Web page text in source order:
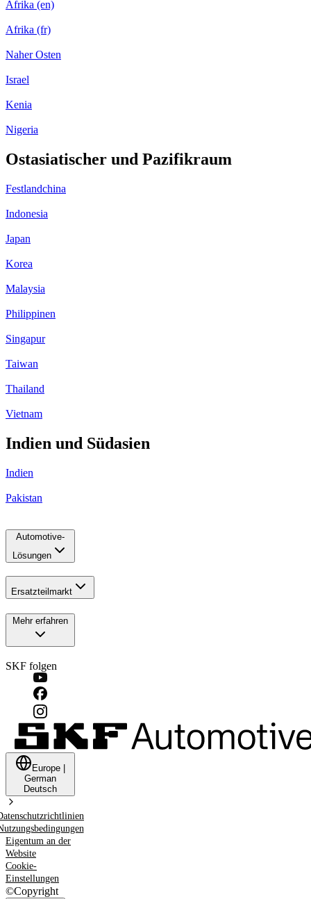
Afrika (en)
Afrika (fr)
Naher Osten
Israel
Kenia
Nigeria
Ostasiatischer und Pazifikraum
Festlandchina
Indonesia
Japan
Korea
Malaysia
Philippinen
Singapur
Taiwan
Thailand
Vietnam
Indien und Südasien
Indien
Pakistan
Automotive-
Lösungen
Ersatzteilmarkt
Mehr erfahren
SKF folgen
Europe |
German
Deutsch
Eigentum an der
Website
Cookie-
Einstellungen
©Copyright